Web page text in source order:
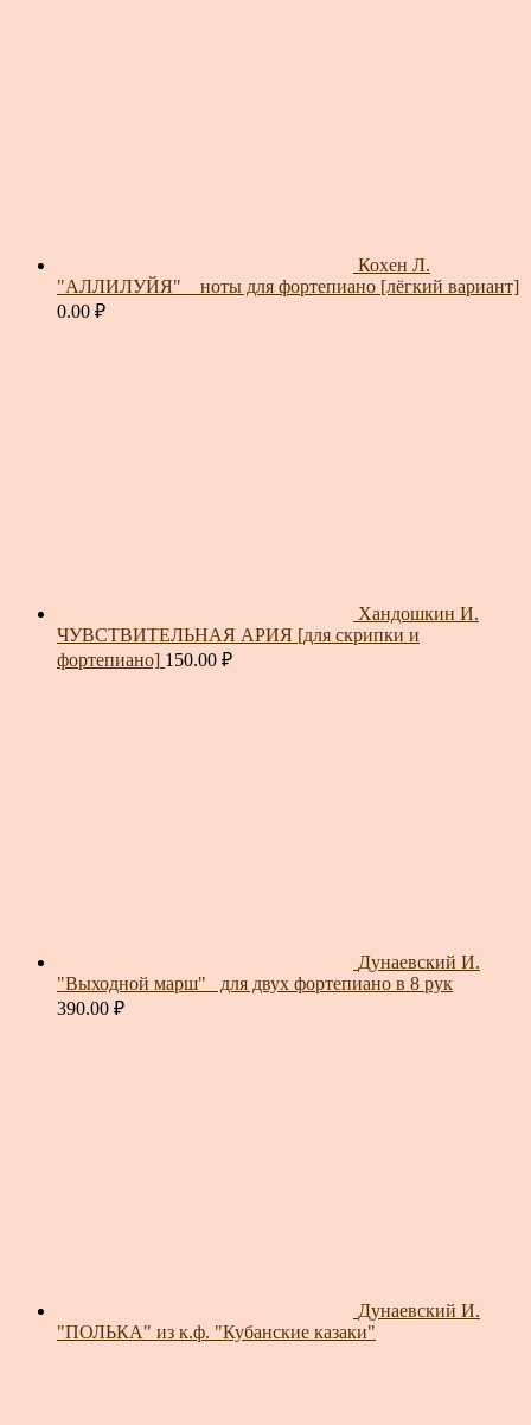
Кохен Л.
"АЛЛИЛУЙЯ" _ ноты для фортепиано [лёгкий вариант]
0.00 ₽
Хандошкин И.
ЧУВСТВИТЕЛЬНАЯ АРИЯ [для скрипки и
фортепиано] 150.00 ₽
Дунаевский И.
"Выходной марш"_ для двух фортепиано в 8 рук
390.00 ₽
Дунаевский И.
"ПОЛЬКА" из к.ф. "Кубанские казаки"